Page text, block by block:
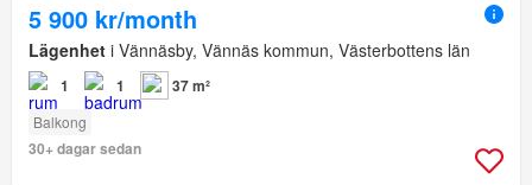
5 900 kr/month
Lägenhet i Vännäsby, Vännäs kommun, Västerbottens län
1 1 37 m²
Balkong
30+ dagar sedan